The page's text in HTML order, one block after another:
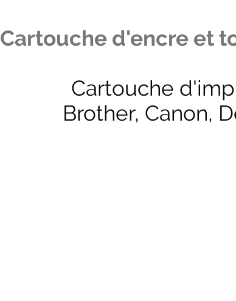
Cartouche d'encre et
Cartouche
Brother, Canon,